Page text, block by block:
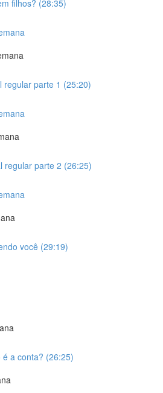
filhos? (28:35)
regular parte 1 (25:20)
regular parte 2 (26:25)
você (29:19)
a conta? (26:25)